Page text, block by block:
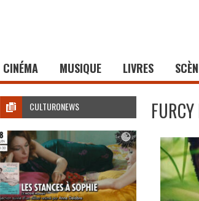
CINÉMA MUSIQUE LIVRES
CULTURONEWS